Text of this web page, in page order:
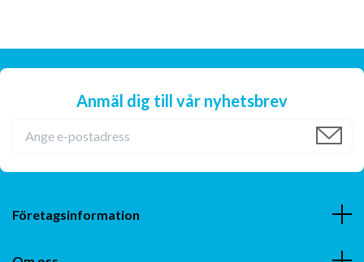
Anmäl dig till vår nyhetsbrev
Företagsinformation